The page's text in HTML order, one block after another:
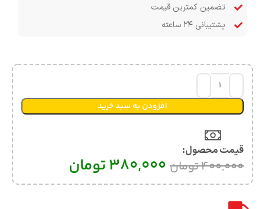
تضمین کمترین قیمت
پشتیبانی ۲۴ ساعته
افزودن به سبد خرید
قیمت محصول:​
400,000تومان 380,000تومان